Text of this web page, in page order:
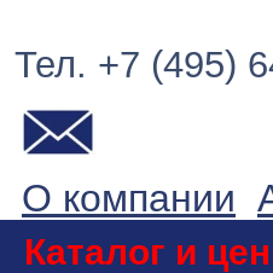
Тел. +7 (495)
О компании
Каталог и